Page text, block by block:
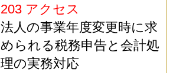
203 アクセス
法人の事業年度変更時に求
められる税務申告と会計処
理の実務対応